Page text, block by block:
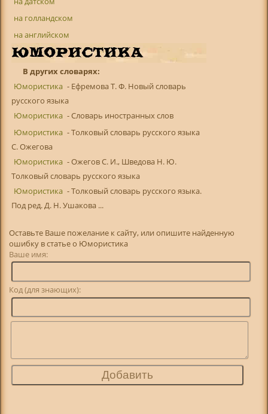
на голландском
на английском
В других словарях:
Юмористика - Ефремова Т. Ф. Новый словарь
русского языка
Юмористика - Словарь иностранных слов
Юмористика - Толковый словарь русского языка
С. Ожегова
Юмористика - Ожегов С. И., Шведова Н. Ю.
Толковый словарь русского языка
Юмористика - Толковый словарь русского языка.
Под ред. Д. Н. Ушакова ...
Оставьте Ваше пожелание к сайту, или опишите найденную
ошибку в статье о Юмористика
Ваше имя:
Код (для знающих):